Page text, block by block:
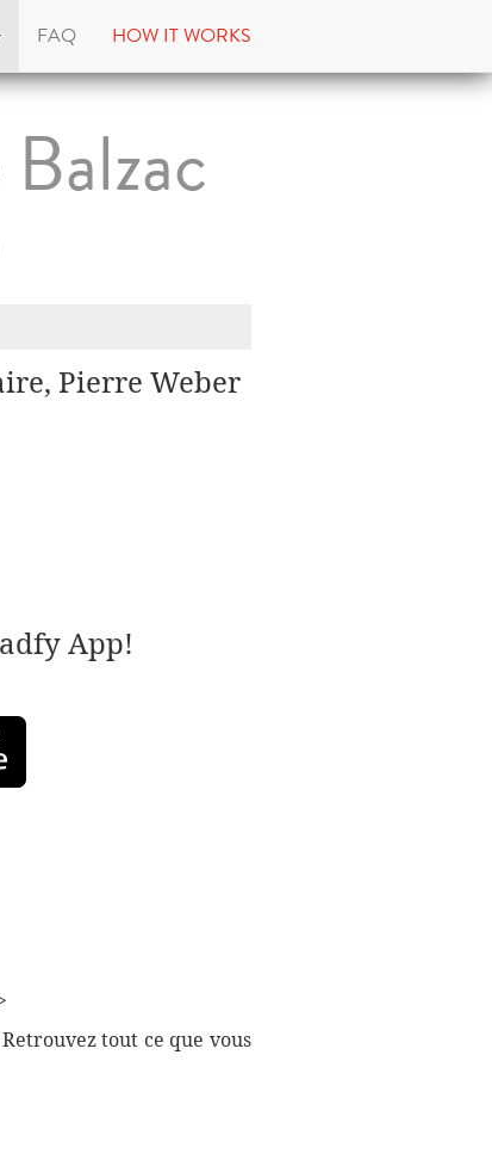
FAQ HOW IT WORKS
Pierre Weber
App!
tout ce que vous